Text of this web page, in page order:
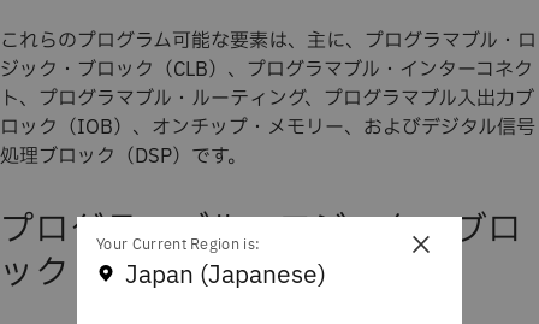
これらのプログラム可能な要素は、主に、プログラマブル・ロ
ジック・ブロック（CLB）、プログラマブル・インターコネク
ト、プログラマブル・ルーティング、プログラマブル入出力ブ
ロック（IOB）、オンチップ・メモリー、およびデジタル信号
処理ブロック（DSP）です。
プログラマブル・ロジック・ブロ
ック
×
Your Current Region is:
Japan (Japanese)